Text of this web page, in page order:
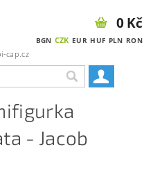
cap.cz
BGN CZK EUR HUF PLN RON
0 Kč
- Jacob